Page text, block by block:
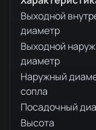
Выходной
диаметр
Выходной
диаметр
Наружный
сопла
Посадочный
Высота